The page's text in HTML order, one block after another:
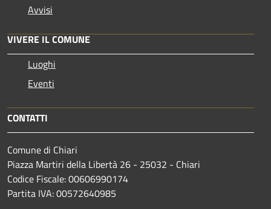
Avvisi
VIVERE IL COMUNE
Luoghi
Eventi
CONTATTI
Comune di Chiari
Piazza Martiri della Libertà 26 - 25032 - Chiari
Codice Fiscale: 00606990174
Partita IVA: 00572640985